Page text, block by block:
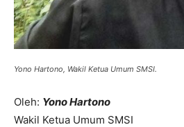
Yono Hartono, Wakil Ketua Umum SMSI.
Oleh: Yono Hartono
Wakil Ketua Umum SMSI